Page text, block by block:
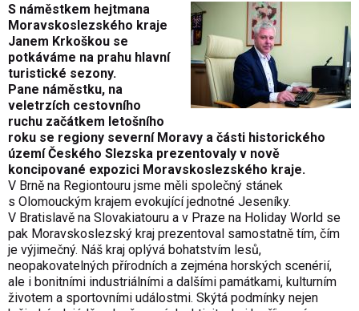
S náměstkem hejtmana
Moravskoslezského kraje
Janem Krkoškou se
potkáváme na prahu hlavní
turistické sezony.
Pane náměstku, na
veletrzích cestovního
ruchu začátkem letošního
roku se regiony severní Moravy a části historického
území Českého Slezska prezentovaly v nově
koncipované expozici Moravskoslezského kraje.
V Brně na Regiontouru jsme měli společný stánek
s Olomouckým krajem evokující jednotné Jeseníky.
V Bratislavě na Slovakiatouru a v Praze na Holiday World se
pak Moravskoslezský kraj prezentoval samostatně tím, čím
je výjimečný. Náš kraj oplývá bohatstvím lesů,
neopakovatelných přírodních a zejména horských scenérií,
ale i bonitními industriálními a dalšími památkami, kulturním
životem a sportovními událostmi. Skýtá podmínky nejen